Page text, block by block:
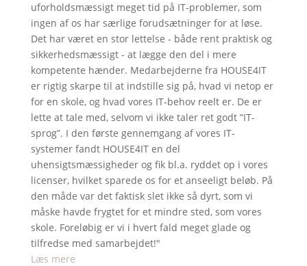
uforholdsmæssigt meget tid på IT-problemer, som
ingen af os har særlige forudsætninger for at løse.
Det har været en stor lettelse - både rent praktisk og
sikkerhedsmæssigt - at lægge den del i mere
kompetente hænder. Medarbejderne fra HOUSE4IT
er rigtig skarpe til at indstille sig på, hvad vi netop er
for en skole, og hvad vores IT-behov reelt er. De er
lette at tale med, selvom vi ikke taler ret godt ”IT-
sprog”. I den første gennemgang af vores IT-
systemer fandt HOUSE4IT en del
uhensigtsmæssigheder og fik bl.a. ryddet op i vores
licenser, hvilket sparede os for et anseeligt beløb. På
den måde var det faktisk slet ikke så dyrt, som vi
måske havde frygtet for et mindre sted, som vores
skole. Foreløbig er vi i hvert fald meget glade og
tilfredse med samarbejdet!"
Læs mere